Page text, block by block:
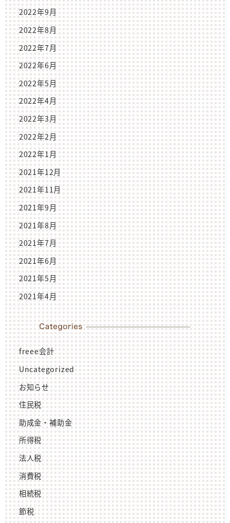
2022年9月
2022年8月
2022年7月
2022年6月
2022年5月
2022年4月
2022年3月
2022年2月
2022年1月
2021年12月
2021年11月
2021年9月
2021年8月
2021年7月
2021年6月
2021年5月
2021年4月
freee会計
Uncategorized
お知らせ
住民税
助成金・補助金
所得税
法人税
消費税
相続税
節税